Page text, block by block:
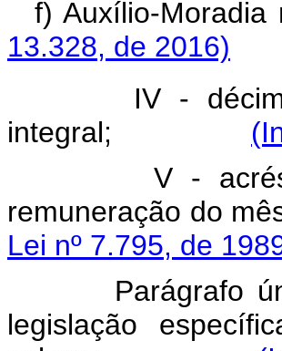
f) Auxílio-
13.328, de 2016)
IV -
integral;
V -
remuneração
Lei nº 7.795, de
Parágrafo
legislação